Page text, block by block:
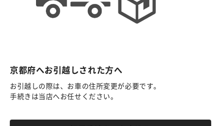
京都府へお引越しされた方へ
お引越しの際は、お車の住所変更が必要です。
手続きは当店へお任せください。